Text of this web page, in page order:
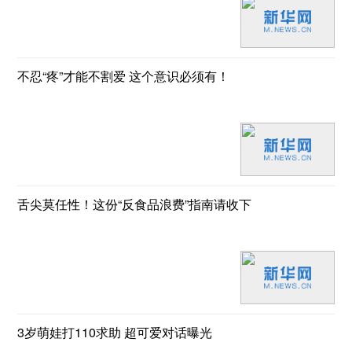
不忍“疼”才能不割爱 这个意识必须有！
舌尖莫任性！这份“反食品浪费”指南请收下
3岁萌娃打110求助 超可爱对话曝光